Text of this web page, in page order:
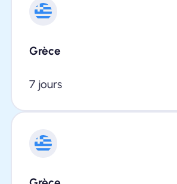
Grèce
7 jours